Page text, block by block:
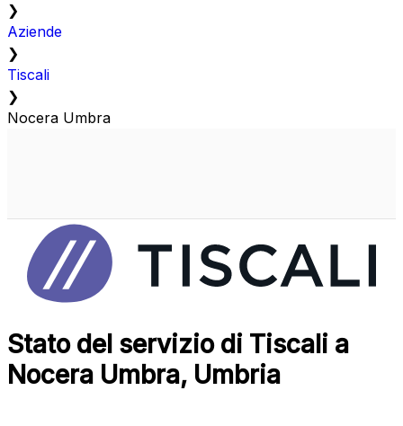
❯
Aziende
❯
Tiscali
❯
Nocera Umbra
Stato del servizio di Tiscali a
Nocera Umbra, Umbria